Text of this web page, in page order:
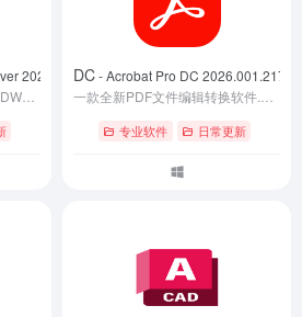
2021 v21.8.1.15907
Pro DC- Acrobat Pro DC
专业软件 日常更新